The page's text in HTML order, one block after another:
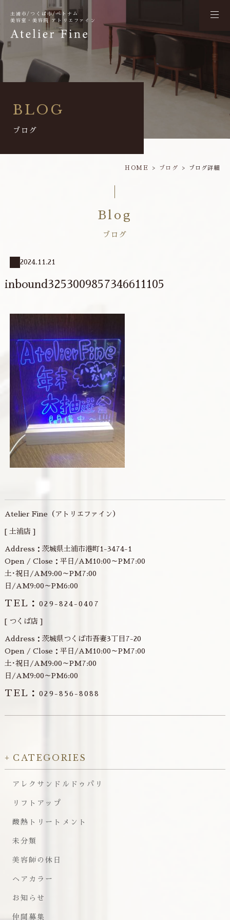
土浦市/つくば市/ベトナム
美容室・美容院 アトリエファイン
BLOG
ブログ
HOME ブログ ブログ詳細
Blog
ブログ
2024.11.21
inbound3253009857346611105
Atelier Fine（アトリエファイン）
[ 土浦店 ]
Address：茨城県土浦市港町1-3474-1
Open / Close：平日/AM10:00～PM7:00
土･祝日/AM9:00～PM7:00
日/AM9:00～PM6:00
TEL：029-824-0407
[ つくば店 ]
Address：茨城県つくば市吾妻3丁目7-20
Open / Close：平日/AM10:00～PM7:00
土･祝日/AM9:00～PM7:00
日/AM9:00～PM6:00
TEL：029-856-8088
CATEGORIES
アレクサンドルドゥパリ
リフトアップ
酸熱トリートメント
未分類
美容師の休日
ヘアカラー
お知らせ
仲間募集